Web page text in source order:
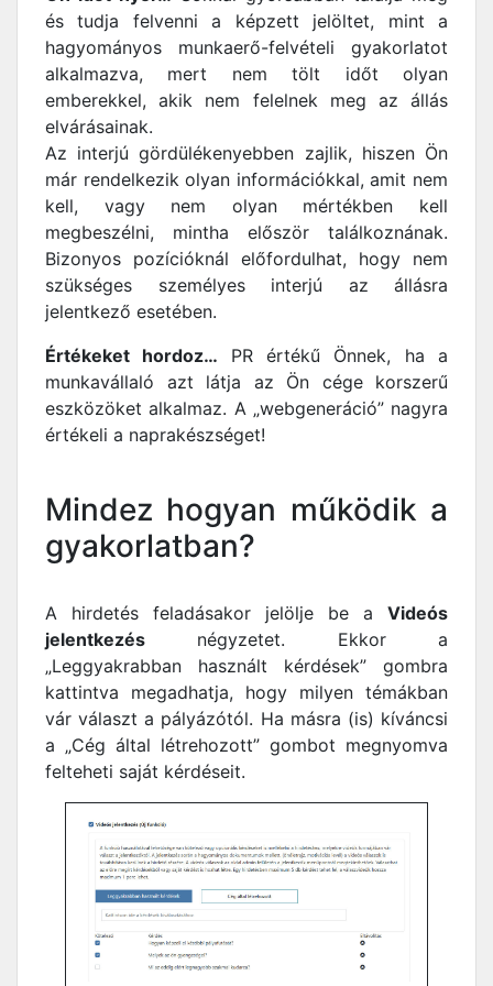
és tudja felvenni a képzett jelöltet, mint a
hagyományos munkaerő-felvételi gyakorlatot
alkalmazva, mert nem tölt időt olyan
emberekkel, akik nem felelnek meg az állás
elvárásainak.
Az interjú gördülékenyebben zajlik, hiszen Ön
már rendelkezik olyan információkkal, amit nem
kell, vagy nem olyan mértékben kell
megbeszélni, mintha először találkoznának.
Bizonyos pozícióknál előfordulhat, hogy nem
szükséges személyes interjú az állásra
jelentkező esetében.
Értékeket hordoz… PR értékű Önnek, ha a
munkavállaló azt látja az Ön cége korszerű
eszközöket alkalmaz. A „webgeneráció” nagyra
értékeli a naprakészséget!
Mindez hogyan működik a
gyakorlatban?
A hirdetés feladásakor jelölje be a Videós
jelentkezés négyzetet. Ekkor a
„Leggyakrabban használt kérdések” gombra
kattintva megadhatja, hogy milyen témákban
vár választ a pályázótól. Ha másra (is) kíváncsi
a „Cég által létrehozott” gombot megnyomva
felteheti saját kérdéseit.